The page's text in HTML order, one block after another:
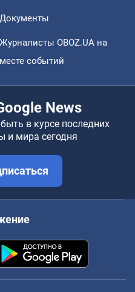
Документы
Журналисты OBOZ.UA на
месте событий
News
в курсе последних
и мира сегодня